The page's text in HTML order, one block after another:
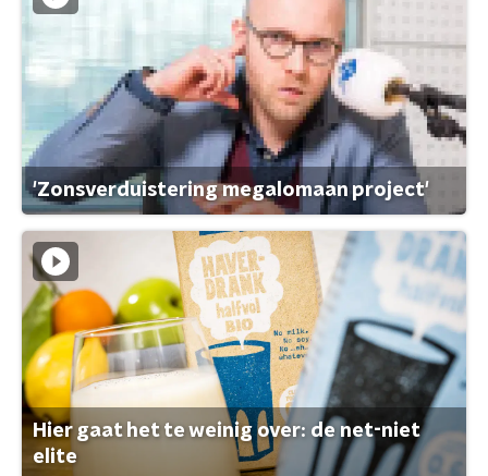
'Zonsverduistering megalomaan project'
Hier gaat het te weinig over: de net-niet
elite